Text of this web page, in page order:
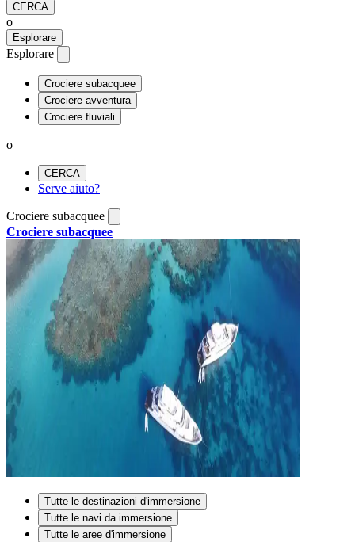
CERCA
o
Esplorare
Esplorare
Crociere subacquee
Crociere avventura
Crociere fluviali
o
CERCA
Serve aiuto?
Crociere subacquee
Crociere subacquee
Tutte le destinazioni d'immersione
Tutte le navi da immersione
Tutte le aree d'immersione